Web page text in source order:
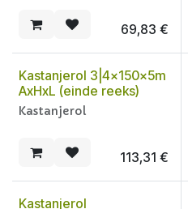
69,83 €
Kastanjerol 3|4x150x5m
AxHxL (einde reeks)
Kastanjerol
113,31 €
Kastanjerol